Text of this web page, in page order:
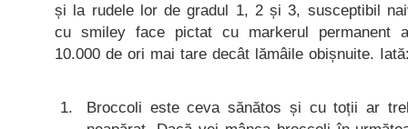
și la rudele lor de gradul 1, 2 și 3, susceptibil
cu smiley face pictat cu markerul permanent
10.000 de ori mai tare decât lămâile obișnuite.
Broccoli este ceva sănătos și cu toții ar